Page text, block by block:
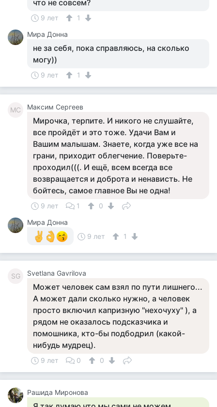
что не совсем?
9 лет
1
Мира Донна
не за себя, пока справляюсь, на сколько
могу))
9 лет 1
МС Максим Сергеев
Мирочка, терпите. И никого не слушайте,
все пройдёт и это тоже. Удачи Вам и
Вашим малышам. Знаете, когда уже все на
грани, приходит облегчение. Поверьте-
проходил(((. И ещё, всем всегда все
возвращается и доброта и ненависть. Не
бойтесь, самое главное Вы не одна!
9 лет 1
0
Мира Донна
9 лет
1
SG Svetlana Gavrilova
Может человек сам взял по пути лишнего...
А может дали сколько нужно, а человек
просто включил капризную "нехочуху" ), а
рядом не оказалось подсказчика и
помошника, кто-бы подбодрил (какой-
нибудь мудрец).
9 лет 0 0
Рашида Миронова